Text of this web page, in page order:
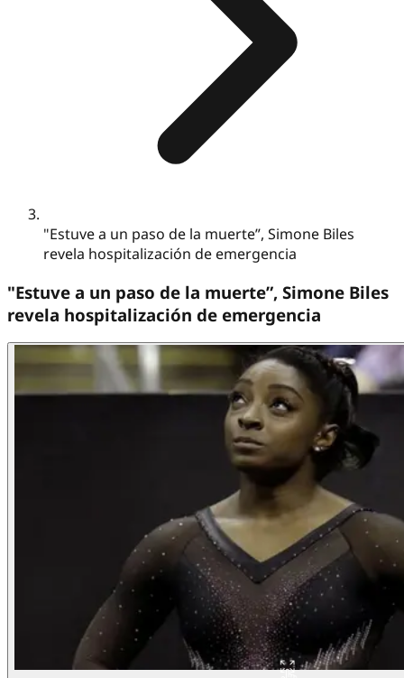
"Estuve a un paso de la muerte”, Simone Biles
revela hospitalización de emergencia
"Estuve a un paso de la muerte”, Simone Biles
revela hospitalización de emergencia